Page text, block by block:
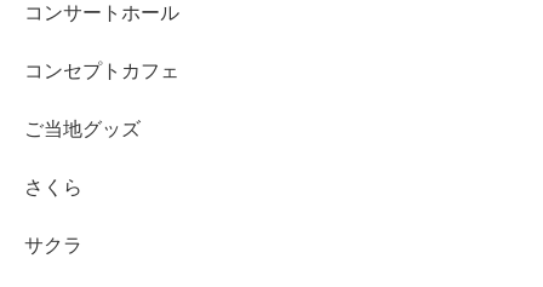
コンサートホール
コンセプトカフェ
ご当地グッズ
さくら
サクラ